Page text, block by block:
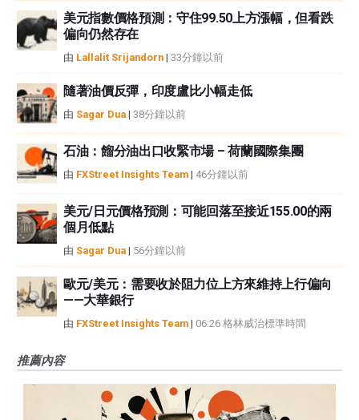
美元指數價格預測：守住99.50上方漲幅，但看跌
偏向仍然存在
由 Lallalit Srijandorn | 33分鐘以前
隨著油價反彈，印度盧比小幅走低
由 Sagar Dua | 38分鐘以前
石油：餾分油出口收緊市場 – 荷蘭國際集團
由 FXStreet Insights Team | 46分鐘以前
美元/日元價格預測：可能回落至接近155.00的兩
個月低點
由 Sagar Dua | 56分鐘以前
歐元/美元：需要收於阻力位上方來維持上行偏向
——大華銀行
由 FXStreet Insights Team | 06:26 格林威治標準時間
推薦內容